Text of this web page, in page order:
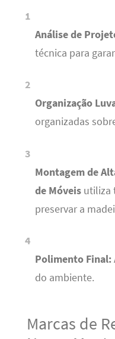
Análise de
técnica para
Organização
organizadas
Montagem de
de Móveisutiliza
preservar a
Polimento Final:
do ambiente.
Marcas de